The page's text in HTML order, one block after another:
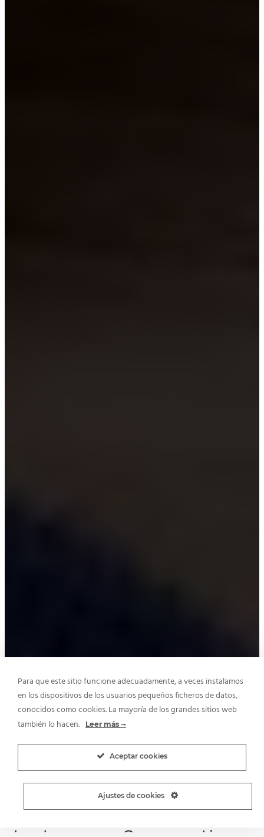
Para que este sitio funcione adecuadamente, a veces instalamos
en los dispositivos de los usuarios pequeños ficheros de datos,
conocidos como cookies. La mayoría de los grandes sitios web
también lo hacen.
Leer más
Aceptar cookies
Ajustes de cookies